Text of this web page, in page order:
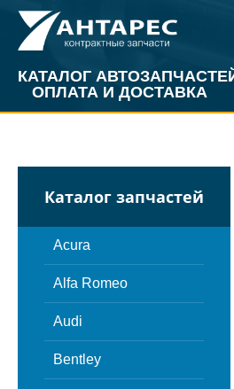
КАТАЛОГ
ОПЛАТА И ДОСТАВКА
Каталог запчастей
Acura
Alfa Romeo
Audi
Bentley